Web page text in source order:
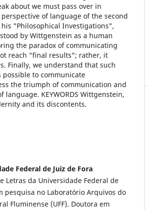
about we must pass over in
of language of the second
"Philosophical Investigations",
by Wittgenstein as a human
the paradox of communicating
reach "final results"; rather, it
Finally, we understand that such
to communicate
the triumph of communication and
KEYWORDS Wittgenstein,
and its discontents.
Federal de Juiz de Fora
Letras da Universidade Federal de
pesquisa no Laboratório Arquivos do
Fluminense (UFF). Doutora em